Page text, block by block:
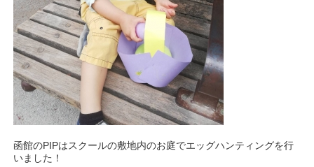
函館のPIPはスクールの敷地内のお庭でエッグハンティングを行
いました！